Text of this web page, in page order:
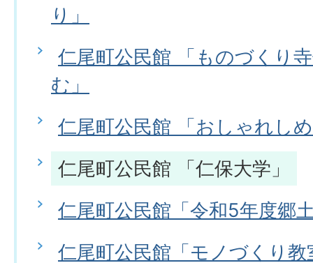
り」
仁尾町公民館 「ものづくり
む」
仁尾町公民館 「おしゃれし
仁尾町公民館 「仁保大学」
仁尾町公民館「令和5年度郷
仁尾町公民館「モノづくり